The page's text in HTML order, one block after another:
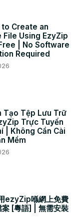
Create an
File Using EzyZip
| No Software
Required
Tạo Tệp Lưu Trữ
Trực Tuyến
| Không Cần Cài
Mềm
ezyZip喺網上免費
案 [粵語] | 無需安裝